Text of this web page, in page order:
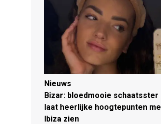
Nieuws
Bizar: bloedmooie schaatsster
laat heerlijke hoogtepunten
Ibiza zien